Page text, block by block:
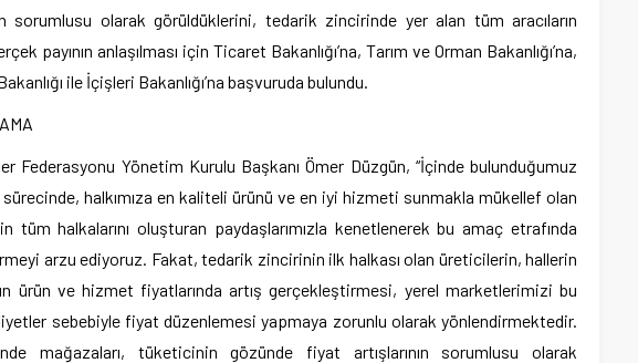
sorumlusu olarak görüldüklerini, tedarik zincirinde yer alan tüm aracıların
payının anlaşılması için Ticaret Bakanlığı’na, Tarım ve Orman Bakanlığı’na,
ile İçişleri Bakanlığı’na başvuruda bulundu.
Federasyonu Yönetim Kurulu Başkanı Ömer Düzgün, “İçinde bulunduğumuz
halkımıza en kaliteli ürünü ve en iyi hizmeti sunmakla mükellef olan
tüm halkalarını oluşturan paydaşlarımızla kenetlenerek bu amaç etrafında
arzu ediyoruz. Fakat, tedarik zincirinin ilk halkası olan üreticilerin, hallerin
ürün ve hizmet fiyatlarında artış gerçekleştirmesi, yerel marketlerimizi bu
sebebiyle fiyat düzenlemesi yapmaya zorunlu olarak yönlendirmektedir.
mağazaları, tüketicinin gözünde fiyat artışlarının sorumlusu olarak